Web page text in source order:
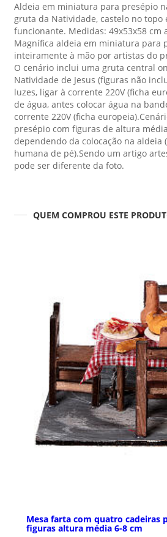
Aldeia em miniatura para presépio
gruta da Natividade, castelo no topo
funcionante. Medidas: 49x53x58 cm
Magnífica aldeia em miniatura para
inteiramente à mão por artistas do
O cenário inclui uma gruta central
Natividade de Jesus (figuras não
luzes, ligar à corrente 220V (ficha
de água, antes colocar água na
corrente 220V (ficha
presépio com figuras de altura
dependendo da colocação na aldeia
humana de pé).Sendo um artigo
pode ser diferente da foto.
QUEM COMPROU ESTE
Mesa farta com quatro cadeiras
figuras altura média 6-8 cm